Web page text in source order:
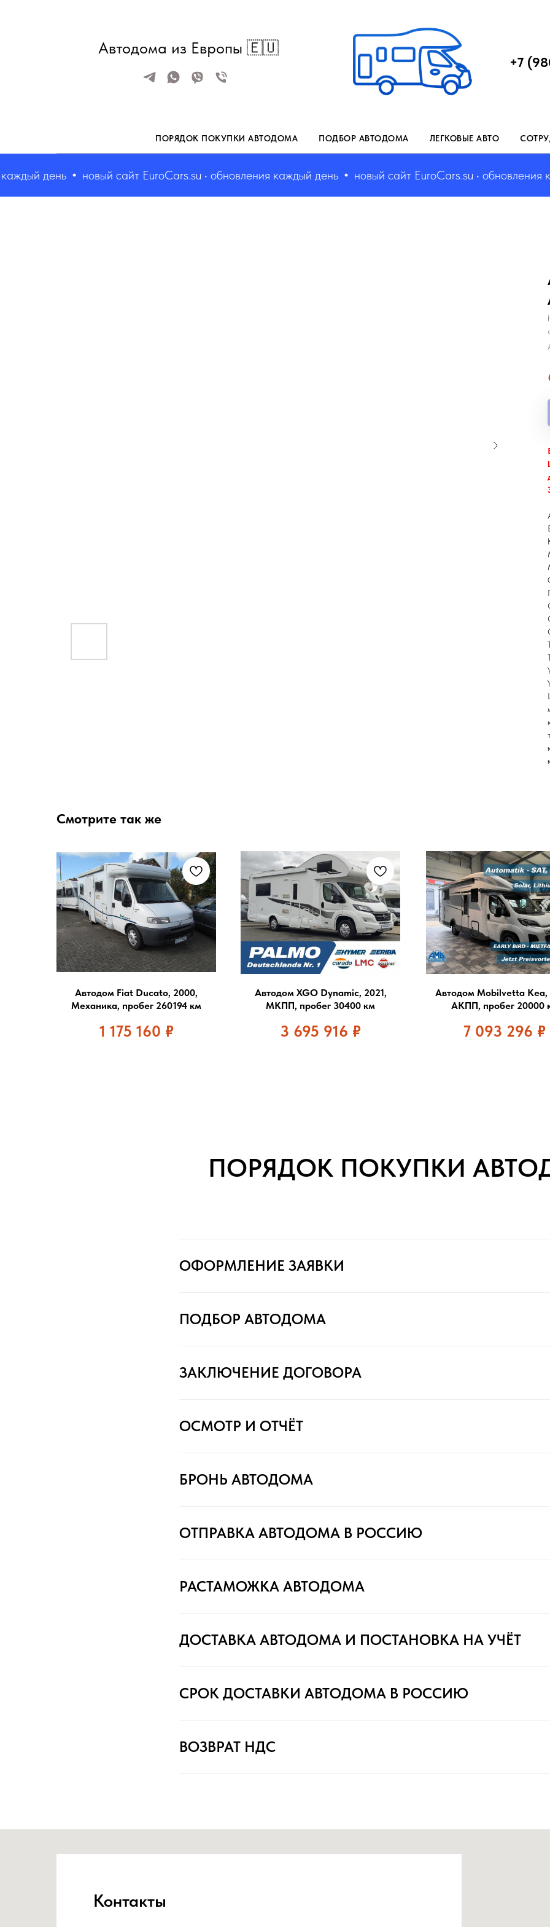
Автодома из Европы 🇪🇺
+7
ПОРЯДОК ПОКУПКИ АВТОДОМА ПОДБОР АВТОДОМА ЛЕГКОВЫЕ АВТО
день новый сайт EuroCars.su • обновления каждый день новый сайт EuroCars.su • обновления
Смотрите так же
Автодом Fiat Ducato, 2000,
Механика, пробег 260194 км
1 175 160 ₽
Автодом XGO Dynamic, 2021,
МКПП, пробег 30400 км
3 695 916 ₽
Автодом Mobilvetta Kea,
АКПП, пробег 20000
7 093 296 ₽
ПОРЯДОК ПОКУПКИ
ОФОРМЛЕНИЕ ЗАЯВКИ
ПОДБОР АВТОДОМА
ЗАКЛЮЧЕНИЕ ДОГОВОРА
ОСМОТР И ОТЧЁТ
БРОНЬ АВТОДОМА
ОТПРАВКА АВТОДОМА В РОССИЮ
РАСТАМОЖКА АВТОДОМА
ДОСТАВКА АВТОДОМА И ПОСТАНОВКА НА УЧЁТ
СРОК ДОСТАВКИ АВТОДОМА В РОССИЮ
ВОЗВРАТ НДС
Контакты